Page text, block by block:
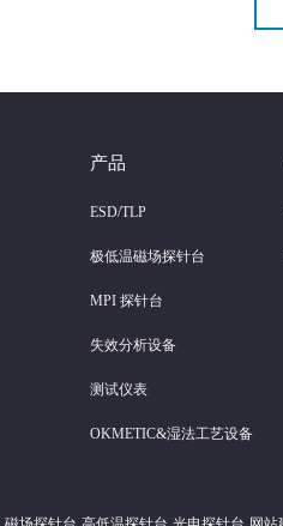
产品
ESD/TLP
极低温磁场探针台
MPI 探针台
失效分析设备
测试仪表
OKMETIC&湿法工艺设备